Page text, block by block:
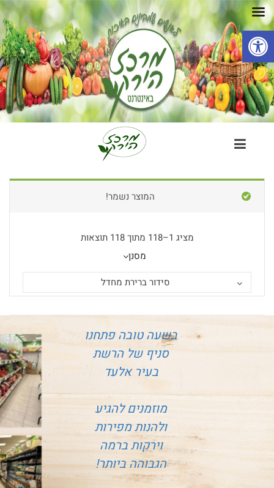
פתח סרגל נגישות
המוצר נשמר!
מציג 1–118 מתוך 118 תוצאות
מסנן
סידור ברירת מחדל
בשעה טובה פתחנו
סניף של הרשת
בעיר אלעד
מוזמנים להגיע
ולהנות מפירות
וירקות ברמה
הגבוהה ביותר!